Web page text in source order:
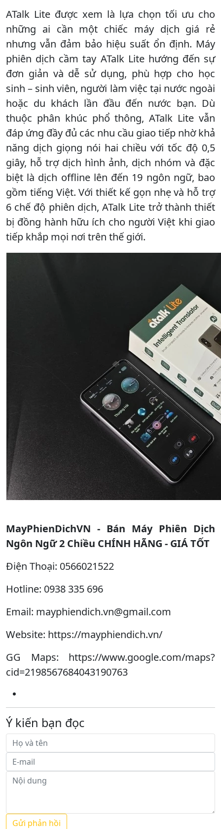
ATalk Lite được xem là lựa chọn tối ưu cho
những ai cần một chiếc máy dịch giá rẻ
nhưng vẫn đảm bảo hiệu suất ổn định. Máy
phiên dịch cầm tay ATalk Lite hướng đến sự
đơn giản và dễ sử dụng, phù hợp cho học
sinh – sinh viên, người làm việc tại nước ngoài
hoặc du khách lần đầu đến nước bạn. Dù
thuộc phân khúc phổ thông, ATalk Lite vẫn
đáp ứng đầy đủ các nhu cầu giao tiếp nhờ khả
năng dịch giọng nói hai chiều với tốc độ 0,5
giây, hỗ trợ dịch hình ảnh, dịch nhóm và đặc
biệt là dịch offline lên đến 19 ngôn ngữ, bao
gồm tiếng Việt. Với thiết kế gọn nhẹ và hỗ trợ
6 chế độ phiên dịch, ATalk Lite trở thành thiết
bị đồng hành hữu ích cho người Việt khi giao
tiếp khắp mọi nơi trên thế giới.
MayPhienDichVN - Bán Máy Phiên Dịch
Ngôn Ngữ 2 Chiều CHÍNH HÃNG - GIÁ TỐT
Điện Thoại: 0566021522
Hotline: 0938 335 696
Email: mayphiendich.vn@gmail.com
Website: https://mayphiendich.vn/
GG Maps: https://www.google.com/maps?
cid=2198567684043190763
Ý kiến bạn đọc